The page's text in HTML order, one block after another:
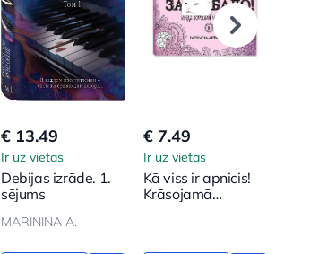
€ 13.49
Ir uz vietas
Debijas izrāde. 1.
sējums
MARININA A.
€ 7.49
Ir uz vietas
Kā viss ir apnicis!
Krāsojamā